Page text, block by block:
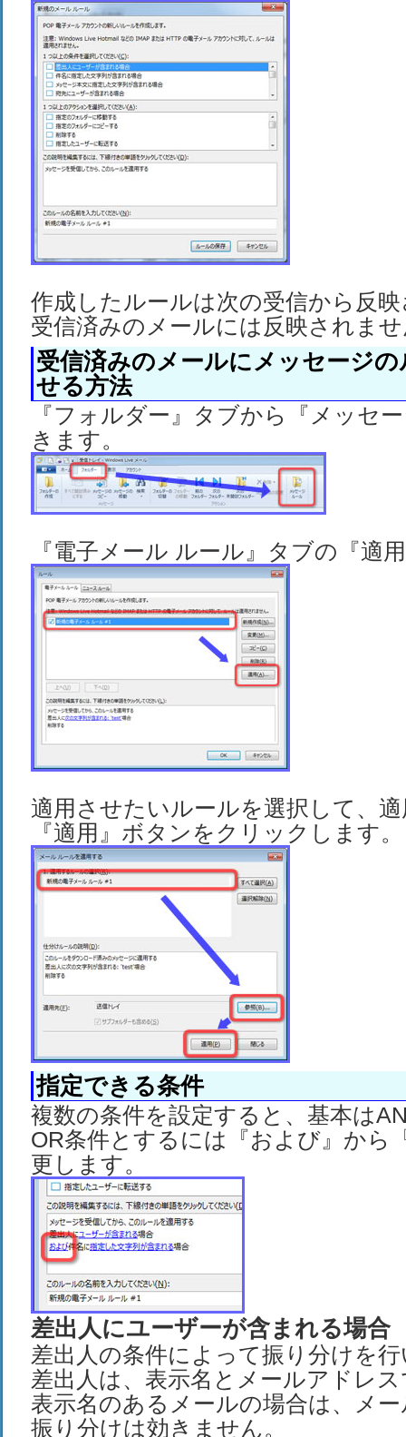
作成したルールは次の受信から反
受信済みのメールには反映されま
受信済みのメールにメッセージ
せる方法
『フォルダー』タブから『メッセ
きます。
『電子メール ルール』タブの『適
適用させたいルールを選択して、
『適用』ボタンをクリックします。
指定できる条件
複数の条件を設定すると、基本は
OR条件とするには『および』から
更します。
差出人にユーザーが含まれる場合
差出人の条件によって振り分けを
差出人は、表示名とメールアドレ
表示名のあるメールの場合は、メ
振り分けは効きません。